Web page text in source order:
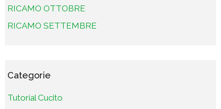
RICAMO OTTOBRE
RICAMO SETTEMBRE
Categorie
Tutorial Cucito